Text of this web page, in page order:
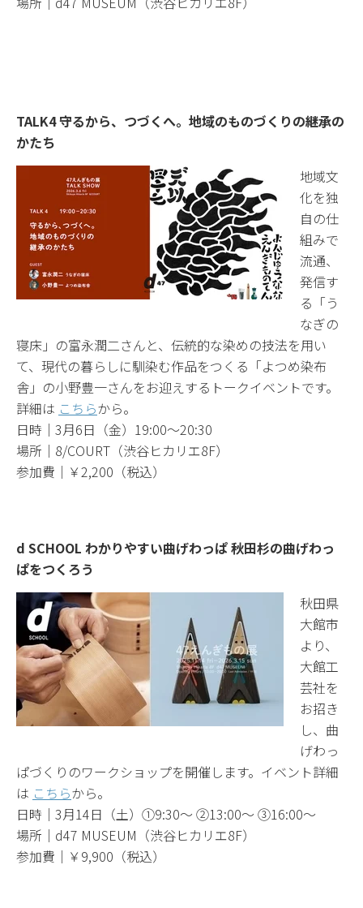
TALK4 守るから、つづくへ。地域のものづくりの継承の
かたち
地域文
化を独
自の仕
組みで
流通、
発信す
る「う
なぎの
寝床」の富永潤二さんと、伝統的な染めの技法を用い
て、現代の暮らしに馴染む作品をつくる「よつめ染布
舎」の小野豊一さんをお迎えするトークイベントです。
詳細は こちらから。
日時｜3月6日（金）19:00～20:30
場所｜8/COURT（渋谷ヒカリエ8F）
参加費｜￥2,200（税込）
d SCHOOL わかりやすい曲げわっぱ 秋田杉の曲げわっ
ぱをつくろう
秋田県
大館市
より、
大館工
芸社を
お招き
し、曲
げわっ
ぱづくりのワークショップを開催します。イベント詳細
は こちらから。
日時｜3月14日（土）①9:30～ ②13:00～ ③16:00～
場所｜d47 MUSEUM（渋谷ヒカリエ8F）
参加費｜￥9,900（税込）